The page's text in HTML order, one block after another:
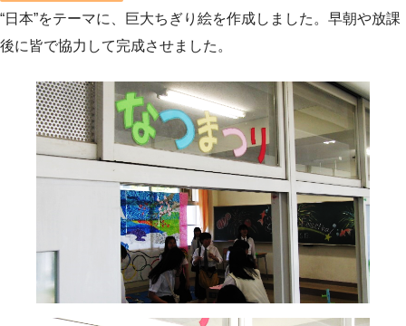
“日本”をテーマに、巨大ちぎり絵を作成しました。早朝や放課
後に皆で協力して完成させました。